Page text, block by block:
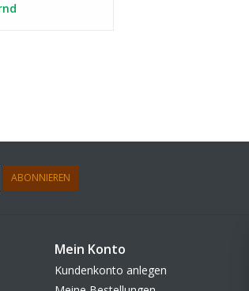
ABONNIEREN
Mein Konto
Kundenkonto anlegen